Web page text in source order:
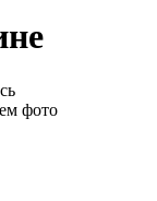
фото